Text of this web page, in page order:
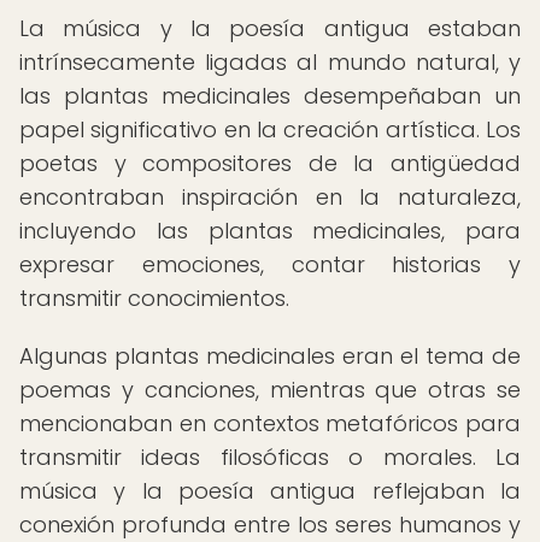
La música y la poesía antigua estaban
intrínsecamente ligadas al mundo natural, y
las plantas medicinales desempeñaban un
papel significativo en la creación artística. Los
poetas y compositores de la antigüedad
encontraban inspiración en la naturaleza,
incluyendo las plantas medicinales, para
expresar emociones, contar historias y
transmitir conocimientos.
Algunas plantas medicinales eran el tema de
poemas y canciones, mientras que otras se
mencionaban en contextos metafóricos para
transmitir ideas filosóficas o morales. La
música y la poesía antigua reflejaban la
conexión profunda entre los seres humanos y